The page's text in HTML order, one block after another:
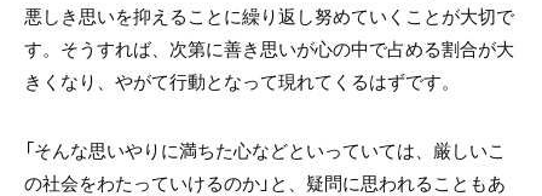
悪しき思いを抑えることに繰り返し努めていくことが大切で
す。そうすれば、次第に善き思いが心の中で占める割合が大
きくなり、やがて行動となって現れてくるはずです。
「そんな思いやりに満ちた心などといっていては、厳しいこ
の社会をわたっていけるのか」と、疑問に思われることもあ